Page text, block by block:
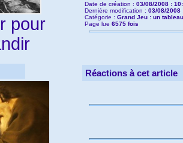
pour
Date de création : 03/08/2008 :
Dernière modification : 03/08/2008
Catégorie : Grand Jeu : un
Page lue 6575 fois
Réactions à cet article